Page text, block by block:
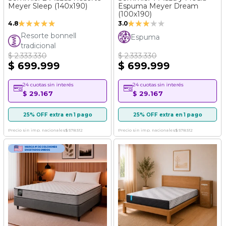
Meyer Sleep (140x190)
4.8Valoración:
96%
Resorte bonnell
tradicional
$ 2.333.330
$ 699.999
24 cuotas sin interés
$ 29.167
25% OFF extra en 1 pago
Precio sin imp. nacionales$ 578.512
Espuma Meyer Dream
(100x190)
3.0Valoración:
60%
Espuma
$ 2.333.330
$ 699.999
24 cuotas sin interés
$ 29.167
25% OFF extra en 1 pago
Precio sin imp. nacionales$ 578.512